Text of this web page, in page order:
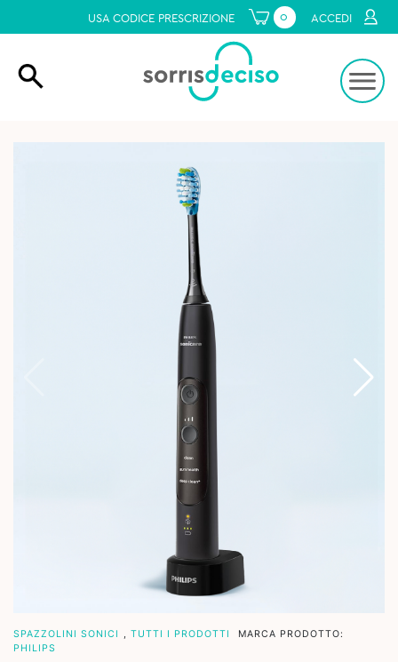
USA CODICE PRESCRIZIONE 0 ACCEDI
SPAZZOLINI SONICI TUTTI I PRODOTTI
MARCA PRODOTTO:
PHILIPS